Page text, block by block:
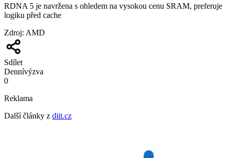
RDNA 5 je navržena s ohledem na vysokou cenu SRAM, preferuje
logiku před cache
Zdroj: AMD
Sdílet
Dennívýzva
0
Reklama
Další články z diit.cz